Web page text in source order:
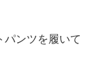
パンツを履いて